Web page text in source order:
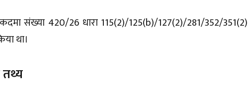
संख्या 420/26 धारा 115(2)/125(b)/127(2)/281/352/351(2)
था।